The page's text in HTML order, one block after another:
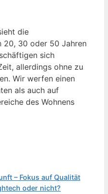
die
20, 30 oder 50 Jahren
sich
allerdings ohne zu
Wir werfen einen
als auch auf
des Wohnens
– Fokus auf Qualität
oder nicht?